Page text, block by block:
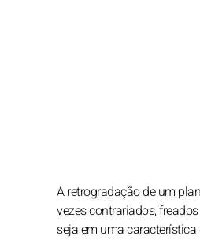
A retrogradação de um
vezes contrariados,
seja em uma